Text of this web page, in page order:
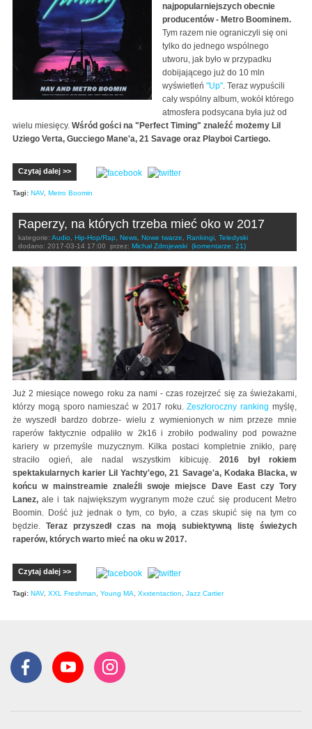
najpopularniejszych obecnie
producentów - Metro Boominem.
Tym razem nie ograniczyli się oni
tylko do jednego wspólnego
utworu, jak było w przypadku
dobijającego już do 10 mln
wyświetleń "Up" . Teraz wypuścili
cały wspólny album, wokół którego
atmosfera podsycana była już od
wielu miesięcy. Wśród gości na "Perfect Timing" znaleźć możemy Lil
Uziego Verta, Gucciego Mane'a, 21 Savage oraz Playboi Cartiego.
Czytaj dalej >>
Tagi: NAV, Metro Boomin
Raperzy, na których trzeba mieć oko w 2017
kategorie: Audio Hip-Hop/Rap News Nowe twarze Rankingi Teledyski
dodano: 2017-03-14 17:00 przez: Michał Zdrojewski (komentarze: 21)
Już 2 miesiące nowego roku za nami - czas rozejrzeć się za świeżakami,
którzy mogą sporo namieszać w 2017 roku.Zeszłoroczny ranking myślę,
że wyszedł bardzo dobrze- wielu z wymienionych w nim przeze mnie
raperów faktycznie odpaliło w 2k16 i zrobiło podwaliny pod poważne
kariery w przemyśle muzycznym. Kilka postaci kompletnie znikło, parę
straciło ogień, ale nadal wszystkim kibicuję.2016 był rokiem
spektakularnych karier Lil Yachty'ego, 21 Savage'a, Kodaka Blacka, w
końcu w mainstreamie znaleźli swoje miejsce Dave East czy Tory
Lanez, ale i tak największym wygranym może czuć się producent Metro
Boomin. Dość już jednak o tym, co było, a czas skupić się na tym co
będzie. Teraz przyszedł czas na moją subiektywną listę świeżych
raperów, których warto mieć na oku w 2017.
Czytaj dalej >>
Tagi: NAV, XXL Freshman Young MA Xxxtentaction Jazz Cartier